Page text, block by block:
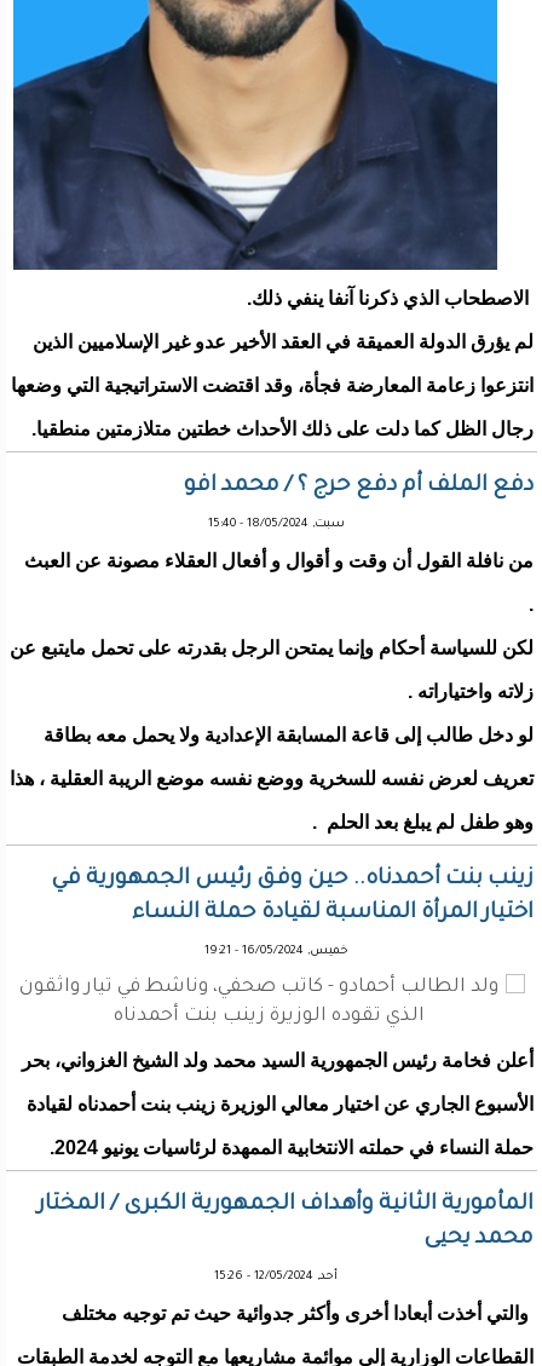
الاصطحاب الذي ذكرنا آنفا ينفي ذلك.
لم يؤرق الدولة العميقة في العقد الأخير عدو غير الإسلاميين الذين
انتزعوا زعامة المعارضة فجأة، وقد اقتضت الاستراتيجية التي وضعها
رجال الظل كما دلت على ذلك الأحداث خطتين متلازمتين منطقيا.
دفع الملف أم دفع حرج ؟ / محمد افو
سبت, 18/05/2024 - 15:40
من نافلة القول أن وقت و أقوال و أفعال العقلاء مصونة عن العبث
.
لكن للسياسة أحكام وإنما يمتحن الرجل بقدرته على تحمل مايتبع عن
زلاته واختياراته .
لو دخل طالب إلى قاعة المسابقة الإعدادية ولا يحمل معه بطاقة
تعريف لعرض نفسه للسخرية ووضع نفسه موضع الريبة العقلية ، هذا
وهو طفل لم يبلغ بعد الحلم .
زينب بنت أحمدناه.. حين وفق رئيس الجمهورية في
اختيار المرأة المناسبة لقيادة حملة النساء
خميس, 16/05/2024 - 19:21
أعلن فخامة رئيس الجمهورية السيد محمد ولد الشيخ الغزواني، بحر
الأسبوع الجاري عن اختيار معالي الوزيرة زينب بنت أحمدناه لقيادة
حملة النساء في حملته الانتخابية الممهدة لرئاسيات يونيو 2024.
المأمورية الثانية وأهداف الجمهورية الكبرى / المختار
محمد يحيى
أحد, 12/05/2024 - 15:26
والتي أخذت أبعادا أخرى وأكثر جدوائية حيث تم توجيه مختلف
القطاعات الوزارية إلى موائمة مشاريعها مع التوجه لخدمة الطبقات